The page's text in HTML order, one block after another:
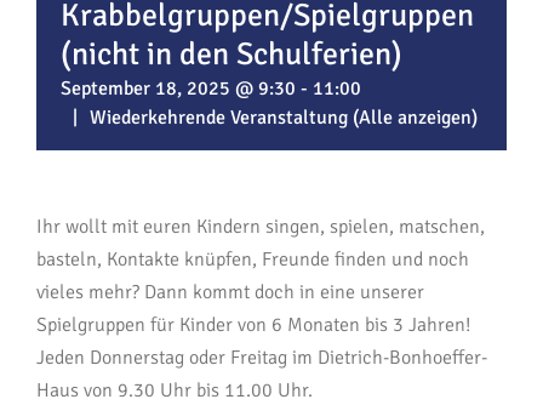
Krabbelgruppen/Spielgruppen
(nicht in den Schulferien)
September 18, 2025 @ 9:30 - 11:00
Wiederkehrende Veranstaltung (Alle anzeigen)
Ihr wollt mit euren Kindern singen, spielen, matschen,
basteln, Kontakte knüpfen, Freunde finden und noch
vieles mehr? Dann kommt doch in eine unserer
Spielgruppen für Kinder von 6 Monaten bis 3 Jahren!
Jeden Donnerstag oder Freitag im Dietrich-Bonhoeffer-
Haus von 9.30 Uhr bis 11.00 Uhr.